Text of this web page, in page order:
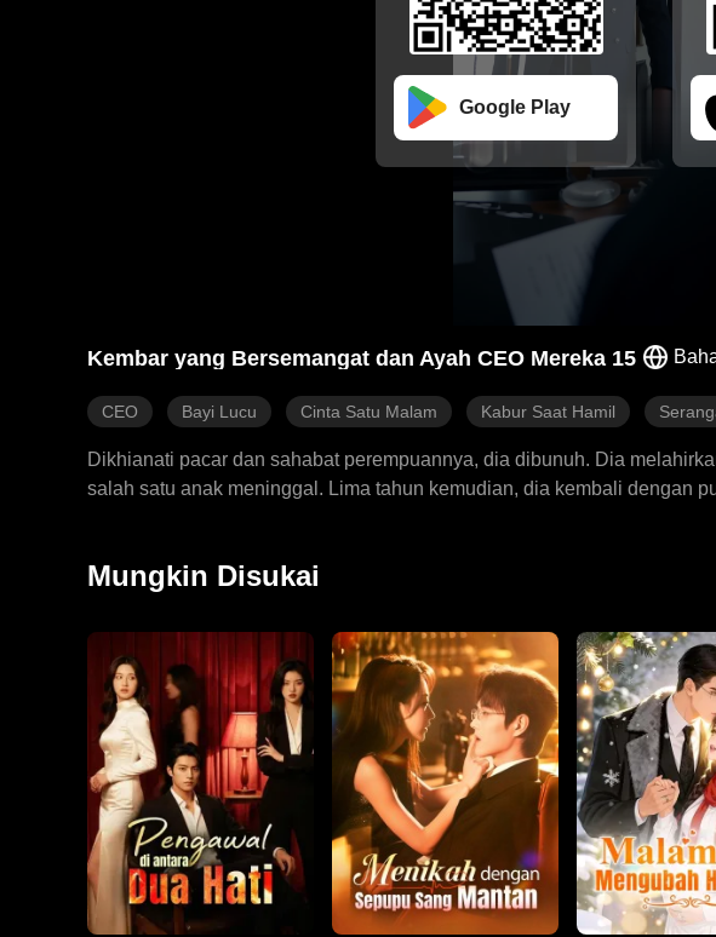
Google Play
Kembar yang Bersemangat dan Ayah CEO Mereka 15
CEO Bayi Lucu Cinta Satu Malam Kabur Saat Hamil
Dikhianati pacar dan sahabat perempuannya, dia dibunuh. Dia
salah satu anak meninggal. Lima tahun kemudian, dia kembali dengan
Mungkin Disukai